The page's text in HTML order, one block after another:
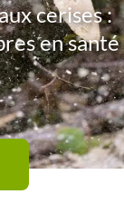
cerises :
en santé